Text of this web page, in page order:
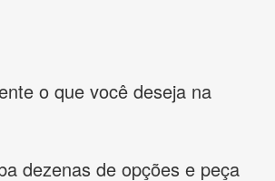
o que você deseja na
dezenas de opções e peça